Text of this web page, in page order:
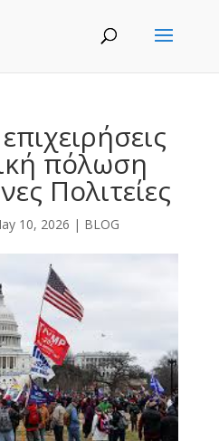
πόλωση
Πολιτείες
10, 2026 | BLOG